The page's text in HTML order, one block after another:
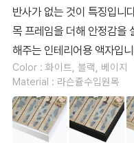
반사가 없는 것이 특징입니
목 프레임을 더해 안정감을
해주는 인테리어용 액자입
Color : 화이트, 블랙, 베이지
Material : 라슨쥴수입원목